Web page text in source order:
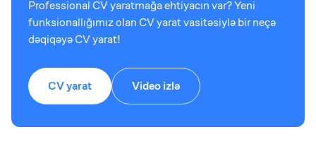
Professional CV yaratmağa ehtiyacın var? Yeni
funksionallığımız olan CV yarat vasitəsiylə bir neçə
dəqiqəyə CV yarat!
CV yarat Video izlə